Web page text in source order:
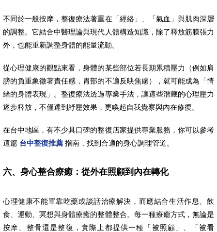
不同於一般按摩，整復療法著重在「經絡」、「氣血」與肌肉深層
的調整。它結合中醫理論與現代人體構造知識，除了釋放筋膜張力
外，也能重新調整身體的能量流動。
從心理健康的觀點來看，身體的某些部位若長期累積壓力（例如肩
膀的負重象徵著責任感，胃部的不適反映焦慮），就可能成為「情
緒的身體表現」。整復療法透過專業手法，讓這些潛藏的心理壓力
逐步釋放，不僅達到紓壓效果，更喚起自我覺察與內在修復。
在台中地區，有不少具口碑的整復店家提供專業服務，你可以參考
這篇 台中整復推薦 指南，找到合適的身心調理管道。
六、身心整合療癒：從外在照顧到內在轉化
心理健康不能單靠吃藥或談話治療解決，而應結合生活作息、飲
食、運動、冥想與身體療癒的整體整合。每一種療癒方式，無論是
按摩、整骨還是整復，實際上都提供一種「被照顧」、「被看